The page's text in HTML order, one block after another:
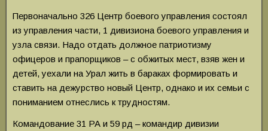
Первоначально 326 Центр боевого управления состоял
из управления части, 1 дивизиона боевого управления и
узла связи. Надо отдать должное патриотизму
офицеров и прапорщиков – с обжитых мест, взяв жен и
детей, уехали на Урал жить в бараках формировать и
ставить на дежурство новый Центр, однако и их семьи с
пониманием отнеслись к трудностям.
Командование 31 РА и 59 рд – командир дивизии